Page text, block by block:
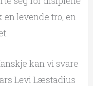
en levende tro, en
kan vi svare
Levi Læstadius